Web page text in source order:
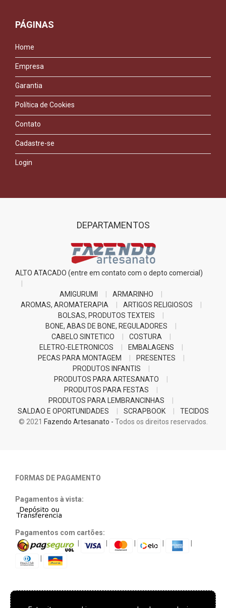
PÁGINAS
Home
Empresa
Garantia
Política de Cookies
Contato
Cadastre-se
Login
DEPARTAMENTOS
ALTO ATACADO (entre em contato com o depto comercial)
AMIGURUMI
ARMARINHO
AROMAS, AROMATERAPIA
ARTIGOS RELIGIOSOS
BOLSAS, PRODUTOS TEXTEIS
BONE, ABAS DE BONE, REGULADORES
CABELO SINTETICO
COSTURA
ELETRO-ELETRONICOS
EMBALAGENS
PECAS PARA MONTAGEM
PRESENTES
PRODUTOS INFANTIS
PRODUTOS PARA ARTESANATO
PRODUTOS PARA FESTAS
PRODUTOS PARA LEMBRANCINHAS
SALDAO E OPORTUNIDADES
SCRAPBOOK
TECIDOS
© 2021 Fazendo Artesanato - Todos os direitos reservados.
FORMAS DE PAGAMENTO
Pagamentos à vista:
Pagamentos com cartões: